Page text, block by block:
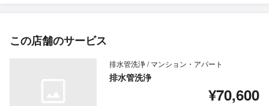
この店舗のサービス
排水管洗浄 / マンション・アパート
排水管洗浄
¥70,600